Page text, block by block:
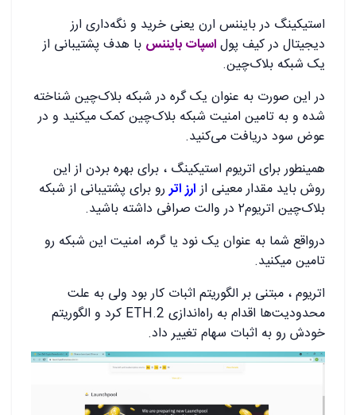
استیکینگ در بایننس ارن یعنی خرید و نگه‌داری ارز
دیجیتال در کیف‌ پولاسپات بایننس با هدف پشتیبانی از
یک شبکه‌ بلاک‌چین.
در این صورت به عنوان یک گره در شبکه‌ بلاک‌چین شناخته
شده و به تامین امنیت شبکه‌ بلاک‌چین کمک میکنید و در
عوض سود دریافت می‌کنید.
همینطور برای اتریوم استیکینگ ، برای بهره بردن از این
روش باید مقدار معینی ازارز اتر رو برای پشتیبانی از شبکه‌
بلاک‌چین اتریوم۲ در والت صرافی داشته باشید.
درواقع شما به عنوان یک نود یا گره، امنیت این شبکه رو
تامین میکنید.
اتریوم ، مبتنی بر الگوریتم اثبات کار بود ولی به علت
محدودیت‌ها اقدام به راه‌اندازی ETH.2 کرد و الگوریتم
خودش رو به اثبات سهام تغییر داد.